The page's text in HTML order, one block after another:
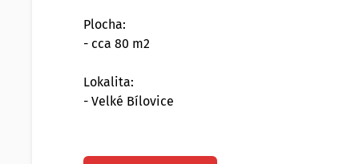
Plocha:
- cca 80 m2
Lokalita:
- Velké Bílovice